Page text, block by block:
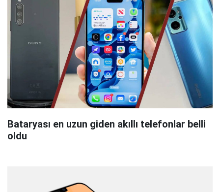
Bataryası en uzun giden akıllı telefonlar belli
oldu